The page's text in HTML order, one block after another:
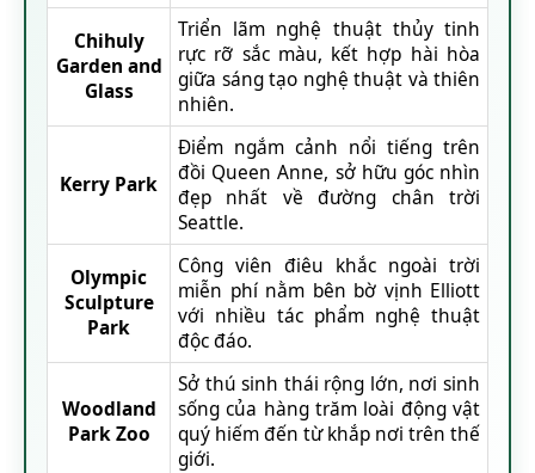
Chihuly
Garden and
Glass
Triển lãm nghệ thuật thủy tinh
rực rỡ sắc màu, kết hợp hài hòa
giữa sáng tạo nghệ thuật và thiên
nhiên.
Kerry Park
Điểm ngắm cảnh nổi tiếng trên
đồi Queen Anne, sở hữu góc nhìn
đẹp nhất về đường chân trời
Seattle.
Olympic
Sculpture
Park
Công viên điêu khắc ngoài trời
miễn phí nằm bên bờ vịnh Elliott
với nhiều tác phẩm nghệ thuật
độc đáo.
Woodland
Park Zoo
Sở thú sinh thái rộng lớn, nơi sinh
sống của hàng trăm loài động vật
quý hiếm đến từ khắp nơi trên thế
giới.